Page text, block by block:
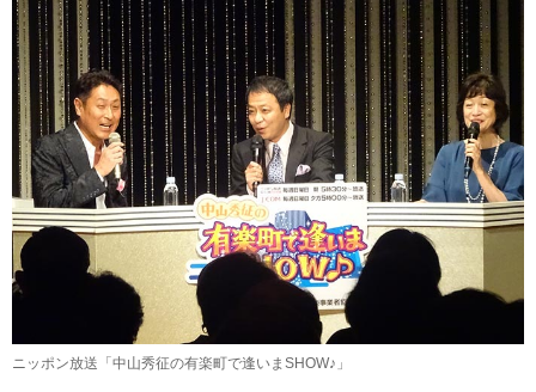
ニッポン放送「中山秀征の有楽町で逢いまSHOW♪」